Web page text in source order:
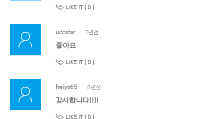
LIKE IT ( 0 )
uccstar 7년전
좋아요
LIKE IT ( 0 )
heiyo65 8년전
감사합니다!!!!
LIKE IT ( 0 )